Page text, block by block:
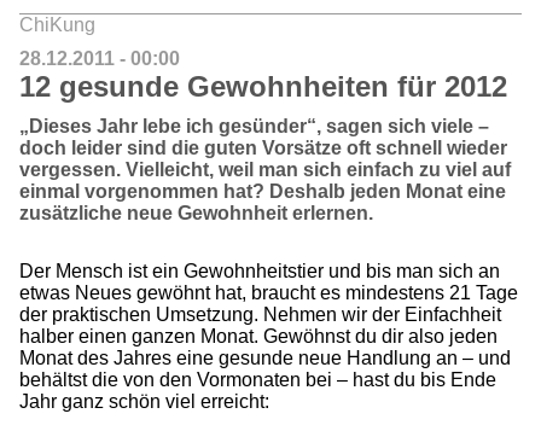
ChiKung
28.12.2011 - 00:00
12 gesunde Gewohnheiten für 2012
„Dieses Jahr lebe ich gesünder“, sagen sich viele –
doch leider sind die guten Vorsätze oft schnell wieder
vergessen. Vielleicht, weil man sich einfach zu viel auf
einmal vorgenommen hat? Deshalb jeden Monat eine
zusätzliche neue Gewohnheit erlernen.
Der Mensch ist ein Gewohnheitstier und bis man sich an
etwas Neues gewöhnt hat, braucht es mindestens 21 Tage
der praktischen Umsetzung. Nehmen wir der Einfachheit
halber einen ganzen Monat. Gewöhnst du dir also jeden
Monat des Jahres eine gesunde neue Handlung an – und
behältst die von den Vormonaten bei – hast du bis Ende
Jahr ganz schön viel erreicht: